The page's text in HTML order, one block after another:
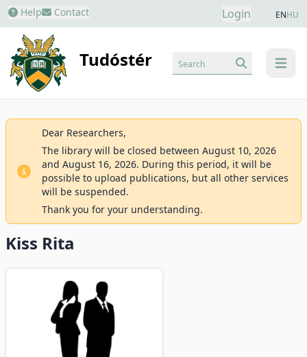
Help Contact Login ENHU
Tudóstér menu
Search
Dear Researchers,
The library will be closed between August 10, 2026
and August 16, 2026. During this period, it will be
possible to upload publications, but all other services
will be suspended.
Thank you for your understanding.
Kiss Rita